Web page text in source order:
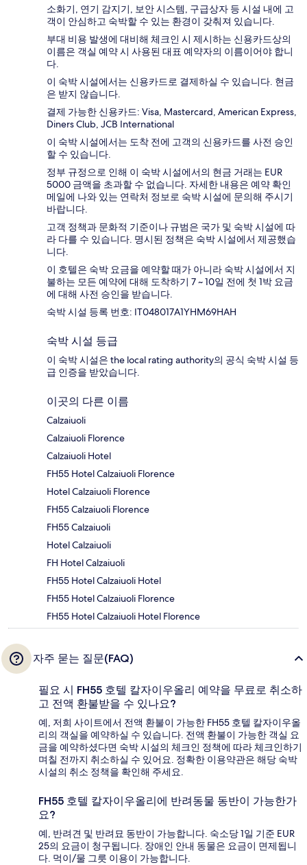
소화기, 연기 감지기, 보안 시스템, 구급상자 등 시설 내에 고
객이 안심하고 숙박할 수 있는 환경이 갖춰져 있습니다.
부대 비용 발생에 대비해 체크인 시 제시하는 신용카드상의
이름은 객실 예약 시 사용된 대표 예약자의 이름이어야 합니
다.
이 숙박 시설에서는 신용카드로 결제하실 수 있습니다. 현금
은 받지 않습니다.
결제 가능한 신용카드: Visa, Mastercard, American Express,
Diners Club, JCB International
이 숙박 시설에서는 도착 전에 고객의 신용카드를 사전 승인
할 수 있습니다.
정부 규정으로 인해 이 숙박 시설에서의 현금 거래는 EUR
5000 금액을 초과할 수 없습니다. 자세한 내용은 예약 확인
메일에 나와 있는 연락처 정보로 숙박 시설에 문의해 주시기
바랍니다.
고객 정책과 문화적 기준이나 규범은 국가 및 숙박 시설에 따
라 다를 수 있습니다. 명시된 정책은 숙박 시설에서 제공했습
니다.
이 호텔은 숙박 요금을 예약할 때가 아니라 숙박 시설에서 지
불하는 모든 예약에 대해 도착하기 7 ~ 10일 전에 첫 1박 요금
에 대해 사전 승인을 받습니다.
숙박 시설 등록 번호: IT048017A1YHM69HAH
숙박 시설 등급
이 숙박 시설은 the local rating authority의 공식 숙박 시설 등
급 인증을 받았습니다.
이곳의 다른 이름
Calzaiuoli
Calzaiuoli Florence
Calzaiuoli Hotel
FH55 Hotel Calzaiuoli Florence
Hotel Calzaiuoli Florence
FH55 Calzaiuoli Florence
FH55 Calzaiuoli
Hotel Calzaiuoli
FH Hotel Calzaiuoli
FH55 Hotel Calzaiuoli Hotel
FH55 Hotel Calzaiuoli Florence
FH55 Hotel Calzaiuoli Hotel Florence
자주 묻는 질문(FAQ)
필요 시 FH55 호텔 칼자이우올리 예약을 무료로 취소하
고 전액 환불받을 수 있나요?
예, 저희 사이트에서 전액 환불이 가능한 FH55 호텔 칼자이우올
리의 객실을 예약하실 수 있습니다. 전액 환불이 가능한 객실 요
금을 예약하셨다면 숙박 시설의 체크인 정책에 따라 체크인하기
며칠 전까지 취소하실 수 있어요. 정확한 이용약관은 해당 숙박
시설의 취소 정책을 확인해 주세요.
FH55 호텔 칼자이우올리에 반려동물 동반이 가능한가
요?
예, 반려견 및 반려묘 동반이 가능합니다. 숙소당 1일 기준 EUR
25의 요금이 청구됩니다. 장애인 안내 동물은 요금이 면제됩니
다. 먹이/물 그릇 이용이 가능합니다.